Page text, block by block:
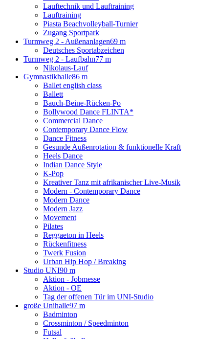
Lauftechnik und Lauftraining
Lauftraining
Piasta Beachvolleyball-Turnier
Zugang Sportpark
Turmweg 2 - Außenanlagen69 m
Deutsches Sportabzeichen
Turmweg 2 - Laufbahn77 m
Nikolaus-Lauf
Gymnastikhalle86 m
Ballet english class
Ballett
Bauch-Beine-Rücken-Po
Bollywood Dance FLINTA*
Commercial Dance
Contemporary Dance Flow
Dance Fitness
Gesunde Außenrotation & funktionelle Kraft
Heels Dance
Indian Dance Style
K-Pop
Kreativer Tanz mit afrikanischer Live-Musik
Modern - Contemporary Dance
Modern Dance
Modern Jazz
Movement
Pilates
Reggaeton in Heels
Rückenfitness
Twerk Fusion
Urban Hip Hop / Breaking
Studio UNI90 m
Aktion - Jobmesse
Aktion - OE
Tag der offenen Tür im UNI-Studio
große Unihalle97 m
Badminton
Crossminton / Speedminton
Futsal